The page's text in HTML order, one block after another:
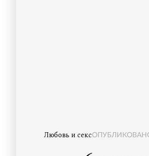
Любовь и секс